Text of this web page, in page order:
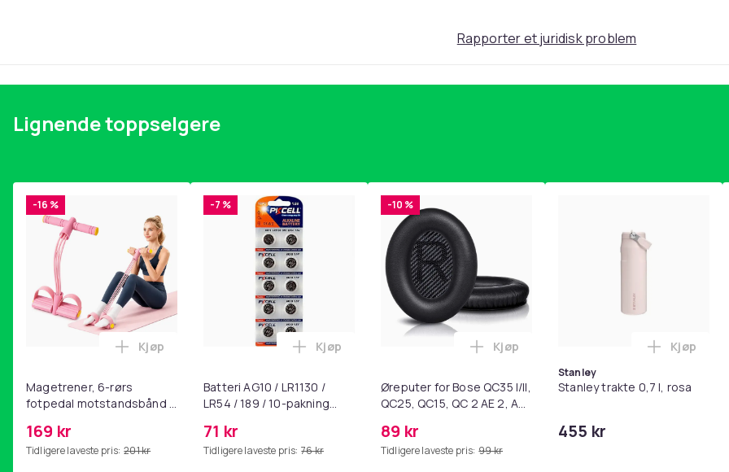
da84d5da-1686-42ad-a4bd-b3b0e6753752
Produktsikkerhetsinformasjon
Rapporter et juridisk problem
Lignende toppselgere
-16 %
Magetrener, 6-rørs
fotpedal motstandsbånd -
yoga og
hjemmegymnastikk Pink
169 kr
Tidligere laveste pris: 201 kr
Legg Magetrener, 6-rørs fotpedal motstandsbånd - mage- og kjernetrening, yoga og
Kjøp
-7 %
Batteri AG10 / LR1130 /
LR54 / 189 / 10-pakning
71 kr
Tidligere laveste pris: 76 kr
Legg Batteri AG10 / LR1130 / LR54 / 189 / 10-pakning PKcell i
Kjøp
-10 %
Øreputer for Bose QC35 I/II,
QC25, QC15, QC 2 AE 2, AE
SoundLink Black
89 kr
Tidligere laveste pris: 99 kr
Legg Øreputer for Bose QC35 I/II, QC25,
Kjøp
Stanley
Stanley trakte 0,7 l, rosa
455 kr
Legg
Kjøp